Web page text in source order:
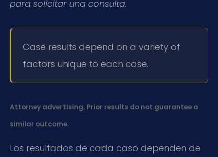
para solicitar una consulta.
Case results depend on a variety of
factors unique to each case.
Attorney advertising. Prior results do not guarantee a
similar outcome.
Los resultados de cada caso dependen de